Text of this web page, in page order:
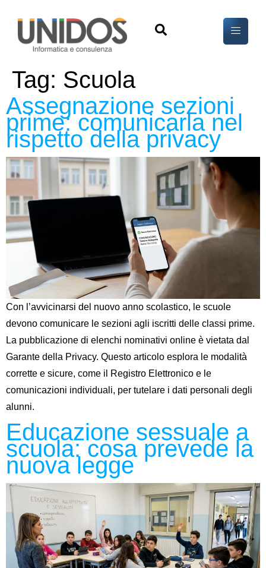
Tag: Scuola
Assegnazione sezioni
prime: comunicarla nel
rispetto della privacy
Con l’avvicinarsi del nuovo anno scolastico, le scuole
devono comunicare le sezioni agli iscritti delle classi prime.
La pubblicazione di elenchi nominativi online è vietata dal
Garante della Privacy. Questo articolo esplora le modalità
corrette e sicure, come il Registro Elettronico e le
comunicazioni individuali, per tutelare i dati personali degli
alunni.
Educazione sessuale a
scuola: cosa prevede la
nuova legge